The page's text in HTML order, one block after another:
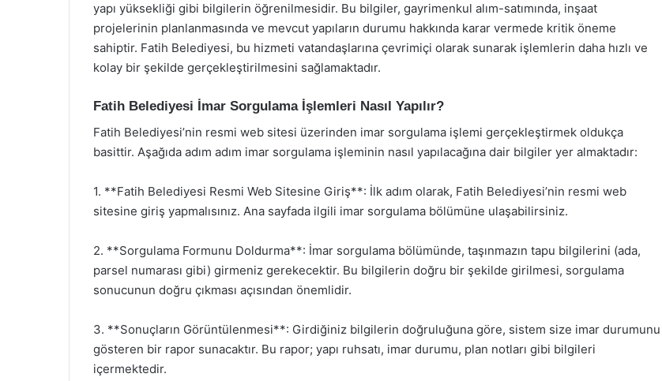
yapı yüksekliği gibi bilgilerin öğrenilmesidir. Bu bilgiler, gayrimenkul alım-satımında, inşaat
projelerinin planlanmasında ve mevcut yapıların durumu hakkında karar vermede kritik öneme
sahiptir. Fatih Belediyesi, bu hizmeti vatandaşlarına çevrimiçi olarak sunarak işlemlerin daha hızlı ve
kolay bir şekilde gerçekleştirilmesini sağlamaktadır.
Fatih Belediyesi İmar Sorgulama İşlemleri Nasıl Yapılır?
Fatih Belediyesi’nin resmi web sitesi üzerinden imar sorgulama işlemi gerçekleştirmek oldukça
basittir. Aşağıda adım adım imar sorgulama işleminin nasıl yapılacağına dair bilgiler yer almaktadır:
1. **Fatih Belediyesi Resmi Web Sitesine Giriş**: İlk adım olarak, Fatih Belediyesi’nin resmi web
sitesine giriş yapmalısınız. Ana sayfada ilgili imar sorgulama bölümüne ulaşabilirsiniz.
2. **Sorgulama Formunu Doldurma**: İmar sorgulama bölümünde, taşınmazın tapu bilgilerini (ada,
parsel numarası gibi) girmeniz gerekecektir. Bu bilgilerin doğru bir şekilde girilmesi, sorgulama
sonucunun doğru çıkması açısından önemlidir.
3. **Sonuçların Görüntülenmesi**: Girdiğiniz bilgilerin doğruluğuna göre, sistem size imar durumunu
gösteren bir rapor sunacaktır. Bu rapor; yapı ruhsatı, imar durumu, plan notları gibi bilgileri
içermektedir.